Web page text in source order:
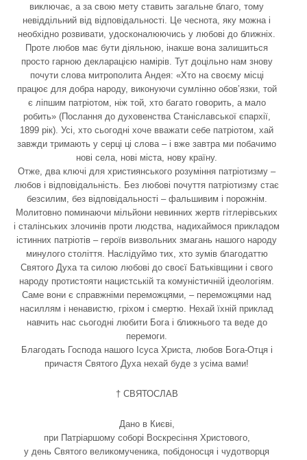
виключає, а за свою мету ставить загальне благо, тому
невіддільний від відповідальності. Це чеснота, яку можна і
необхідно розвивати, удосконалюючись у любові до ближніх.
Проте любов має бути діяльною, інакше вона залишиться
просто гарною декларацією намірів. Тут доцільно нам знову
почути слова митрополита Андея: «Хто на своєму місці
працює для добра народу, виконуючи сумлінно обов’язки, той
є ліпшим патріотом, ніж той, хто багато говорить, а мало
робить» (Послання до духовенства Станіславської єпархії,
1899 рік). Усі, хто сьогодні хоче вважати себе патріотом, хай
завжди тримають у серці ці слова – і вже завтра ми побачимо
нові села, нові міста, нову країну.
Отже, два ключі для християнського розуміння патріотизму –
любов і відповідальність. Без любові почуття патріотизму стає
безсилим, без відповідальності – фальшивим і порожнім.
Молитовно поминаючи мільйони невинних жертв гітлерівських
і сталінських злочинів проти людства, надихаймося прикладом
істинних патріотів – героїв визвольних змагань нашого народу
минулого століття. Наслідуймо тих, хто зумів благодаттю
Святого Духа та силою любові до своєї Батьківщини і свого
народу протистояти нацистській та комуністичній ідеологіям.
Саме вони є справжніми переможцями, – переможцями над
насиллям і ненавистю, гріхом і смертю. Нехай їхній приклад
навчить нас сьогодні любити Бога і ближнього та веде до
перемоги.
Благодать Господа нашого Ісуса Христа, любов Бога-Отця і
причастя Святого Духа нехай буде з усіма вами!
† СВЯТОСЛАВ
Дано в Києві,
при Патріаршому соборі Воскресіння Христового,
у день Святого великомученика, побідоносця і чудотворця